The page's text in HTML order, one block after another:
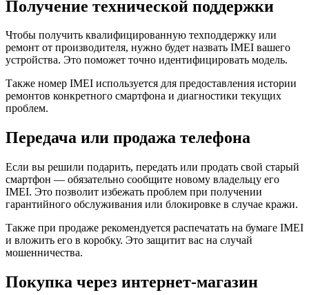
Получение технической поддержки
Чтобы получить квалифицированную техподдержку или
ремонт от производителя, нужно будет назвать IMEI вашего
устройства. Это поможет точно идентифицировать модель.
Также номер IMEI используется для предоставления истории
ремонтов конкретного смартфона и диагностики текущих
проблем.
Передача или продажа телефона
Если вы решили подарить, передать или продать свой старый
смартфон — обязательно сообщите новому владельцу его
IMEI. Это позволит избежать проблем при получении
гарантийного обслуживания или блокировке в случае кражи.
Также при продаже рекомендуется распечатать на бумаге IMEI
и вложить его в коробку. Это защитит вас на случай
мошенничества.
Покупка через интернет-магазин